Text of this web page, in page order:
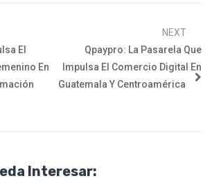
El
En
NEXT
Qpaypro: La Pasarela Que
Impulsa El Comercio Digital En
Guatemala Y Centroamérica
Interesar: